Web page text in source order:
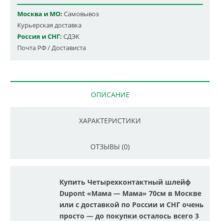
Москва и МО: Самовывоз
Курьерская доставка
Россия и СНГ: СДЭК
Почта РФ / Достависта
ОПИСАНИЕ
ХАРАКТЕРИСТИКИ
ОТЗЫВЫ (0)
Купить Четырехконтактный шлейф
Dupont «Мама — Мама» 70см в Москве
или с доставкой по России и СНГ очень
просто — до покупки осталось всего 3